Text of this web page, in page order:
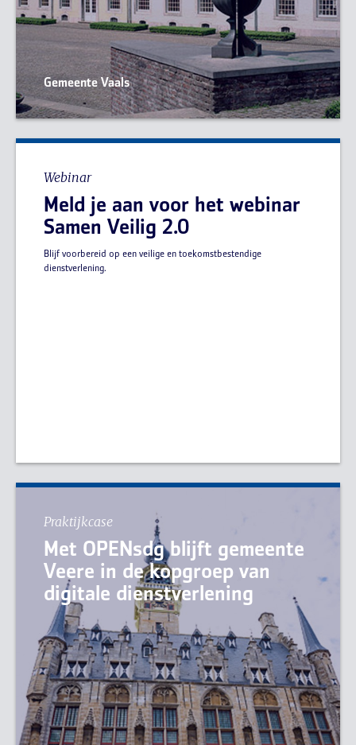
Gemeente Vaals
Webinar
Meld je aan voor het webinar
Samen Veilig 2.0
Blijf voorbereid op een veilige en toekomstbestendige
dienstverlening.
Praktijkcase
Met OPENsdg blijft gemeente
Veere in de kopgroep van
digitale dienstverlening